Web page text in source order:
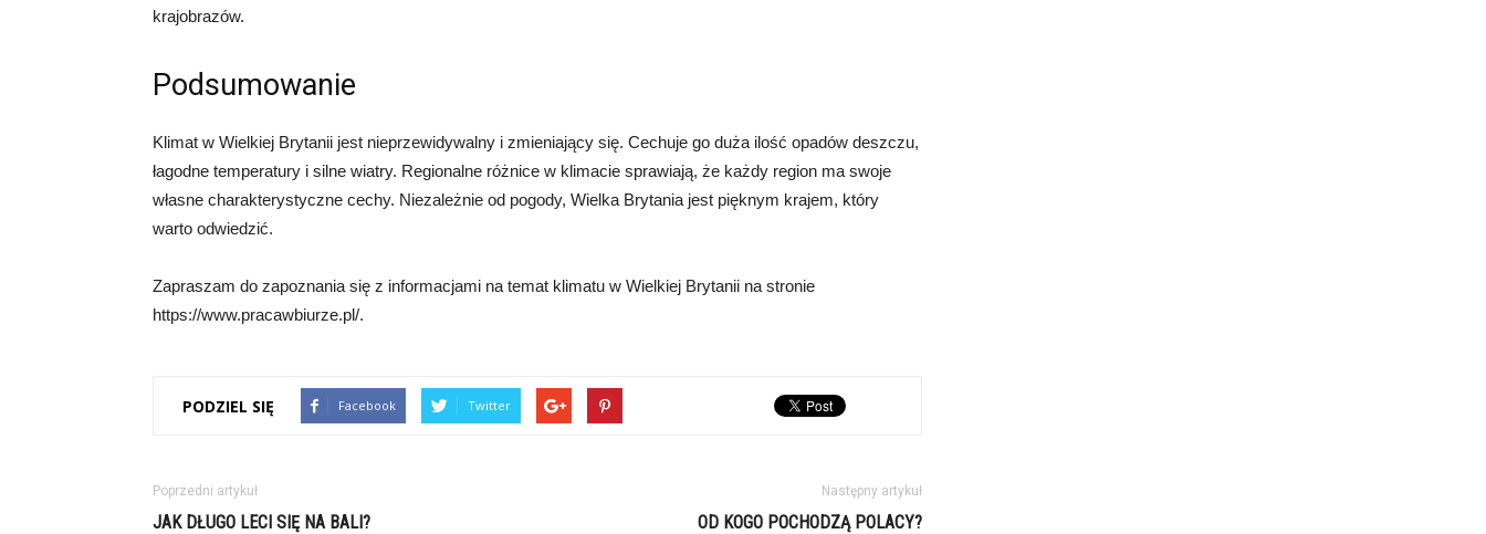
krajobrazów.
Podsumowanie
Klimat w Wielkiej Brytanii jest nieprzewidywalny i zmieniający się. Cechuje go duża ilość opadów deszczu,
łagodne temperatury i silne wiatry. Regionalne różnice w klimacie sprawiają, że każdy region ma swoje
własne charakterystyczne cechy. Niezależnie od pogody, Wielka Brytania jest pięknym krajem, który
warto odwiedzić.
Zapraszam do zapoznania się z informacjami na temat klimatu w Wielkiej Brytanii na stronie
https://www.pracawbiurze.pl/.
PODZIEL SIĘ Facebook Twitter
Poprzedni artykuł
JAK DŁUGO LECI SIĘ NA BALI?
Następny artykuł
OD KOGO POCHODZĄ POLACY?